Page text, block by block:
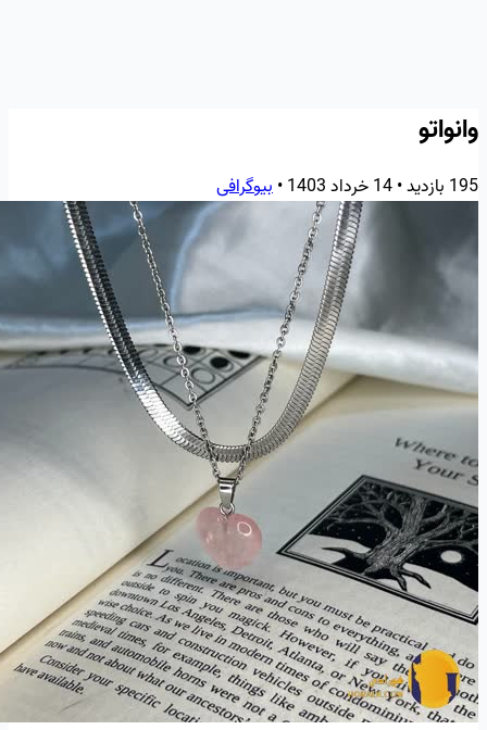
وانواتو
195 بازدید •14 خرداد 1403 •بیوگرافی